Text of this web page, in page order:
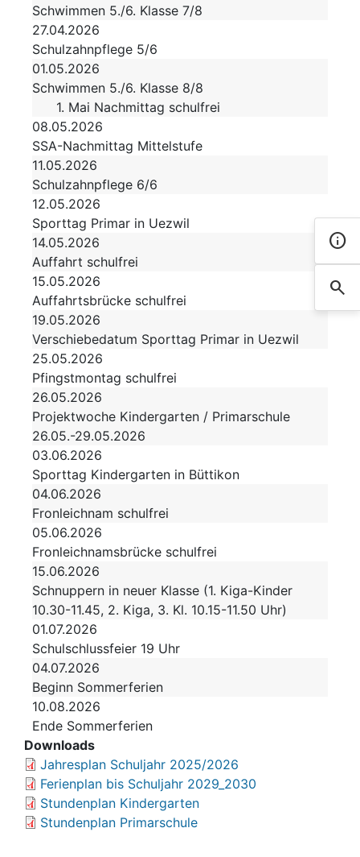
info
search
Schwimmen 5./6. Klasse 7/8
27.04.2026
Schulzahnpflege 5/6
01.05.2026
Schwimmen 5./6. Klasse 8/8
1. Mai Nachmittag schulfrei
08.05.2026
SSA-Nachmittag Mittelstufe
11.05.2026
Schulzahnpflege 6/6
12.05.2026
Sporttag Primar in Uezwil
14.05.2026
Auffahrt schulfrei
15.05.2026
Auffahrtsbrücke schulfrei
19.05.2026
Verschiebedatum Sporttag Primar in Uezwil
25.05.2026
Pfingstmontag schulfrei
26.05.2026
Projektwoche Kindergarten / Primarschule
26.05.-29.05.2026
03.06.2026
Sporttag Kindergarten in Büttikon
04.06.2026
Fronleichnam schulfrei
05.06.2026
Fronleichnamsbrücke schulfrei
15.06.2026
Schnuppern in neuer Klasse (1. Kiga-Kinder
10.30-11.45, 2. Kiga, 3. Kl. 10.15-11.50 Uhr)
01.07.2026
Schulschlussfeier 19 Uhr
04.07.2026
Beginn Sommerferien
10.08.2026
Ende Sommerferien
Downloads
Jahresplan Schuljahr 2025/2026
Ferienplan bis Schuljahr 2029_2030
Stundenplan Kindergarten
Stundenplan Primarschule